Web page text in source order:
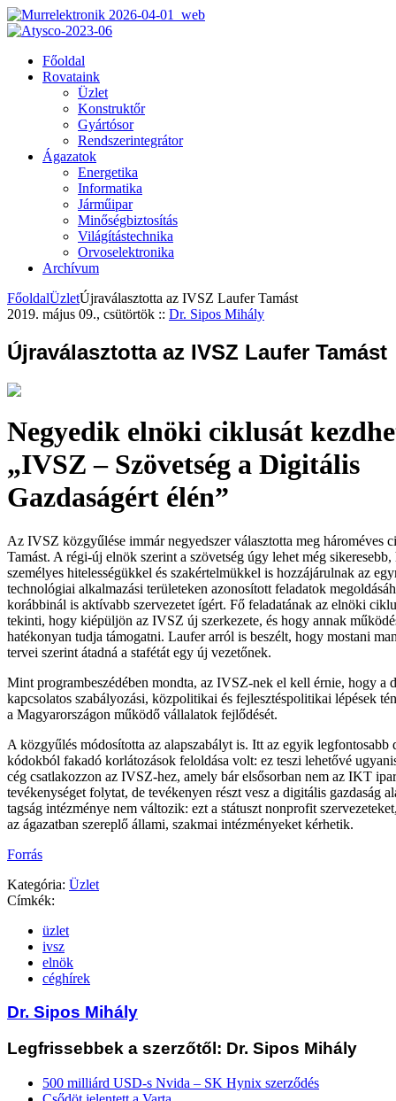
Főoldal
Rovataink
Üzlet
Konstruktőr
Gyártósor
Rendszerintegrátor
Ágazatok
Energetika
Informatika
Járműipar
Minőségbiztosítás
Világítástechnika
Orvoselektronika
Archívum
FőoldalÜzletÚjraválasztotta az IVSZ Laufer Tamást
2019. május 09., csütörtök :: Dr. Sipos Mihály
Újraválasztotta az IVSZ Laufer Tamást
Negyedik elnöki ciklusát
„IVSZ – Szövetség a Digitális
Gazdaságért élén”
Az IVSZ közgyűlése immár negyedszer választotta meg hároméves
Tamást. A régi-új elnök szerint a szövetség úgy lehet még
személyes hitelességükkel és szakértelmükkel is hozzájárulnak az
technológiai alkalmazási területeken azonosított feladatok
korábbinál is aktívabb szervezetet ígért. Fő feladatának az elnöki
tekinti, hogy kiépüljön az IVSZ új szerkezete, és hogy annak
hatékonyan tudja támogatni. Laufer arról is beszélt, hogy mostani
tervei szerint átadná a stafétát egy új vezetőnek.
Mint programbeszédében mondta, az IVSZ-nek el kell érnie, hogy a
kapcsolatos szabályozási, közpolitikai és fejlesztéspolitikai lépések
a Magyarországon működő vállalatok fejlődését.
A közgyűlés módosította az alapszabályt is. Itt az egyik
kódokból fakadó korlátozások feloldása volt: ez teszi lehetővé
cég csatlakozzon az IVSZ-hez, amely bár elsősorban nem az IKT
tevékenységet folytat, de tevékenyen részt vesz a digitális gazdaság
tagság intézménye nem változik: ezt a státuszt nonprofit
az ágazatban szereplő állami, szakmai intézményeket kérhetik.
Forrás
Kategória: Üzlet
Címkék:
üzlet
ivsz
elnök
céghírek
Dr. Sipos Mihály
Legfrissebbek a szerzőtől: Dr. Sipos Mihály
500 milliárd USD-s Nvida – SK Hynix szerződés